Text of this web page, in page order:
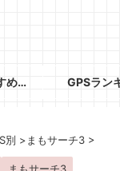
人気記事(おすすめGPS) GPSラン
別 > まもサーチ3 >